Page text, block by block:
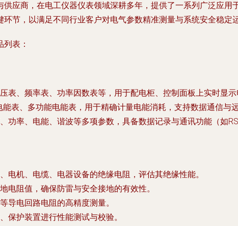
应商，在电工仪器仪表领域深耕多年，提供了一系列广泛应用
节，以满足不同行业客户对电气参数精准测量与系统安全稳定
表：
表、频率表、功率因数表等，用于配电柜、控制面板上实时显示
表、多功能电能表，用于精确计量电能消耗，支持数据通信与远
功率、电能、谐波等多项参数，具备数据记录与通讯功能（如
电机、电缆、电器设备的绝缘电阻，评估其绝缘性能。
电阻值，确保防雷与安全接地的有效性。
导电回路电阻的高精度测量。
保护装置进行性能测试与校验。